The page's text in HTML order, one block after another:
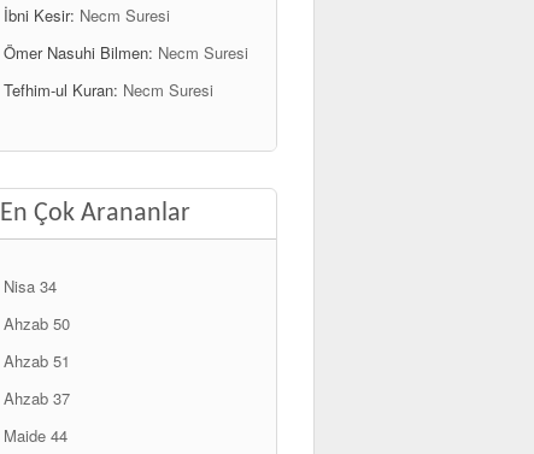
İbni Kesir: Necm Suresi
Ömer Nasuhi Bilmen: Necm Suresi
Tefhim-ul Kuran: Necm Suresi
En Çok Arananlar
Nisa 34
Ahzab 50
Ahzab 51
Ahzab 37
Maide 44